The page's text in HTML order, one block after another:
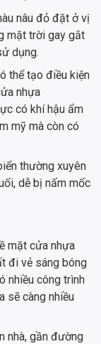
nâu đỏ đặt ở vị
mặt trời gay gắt
dụng.
thể tạo điều kiện
nhựa
có khí hậu ẩm
mỹ mà còn có
thường xuyên
dễ bị nấm mốc
mặt cửa nhựa
đi vẻ sáng bóng
nhiều công trình
sẽ càng nhiều
nhà, gần đường